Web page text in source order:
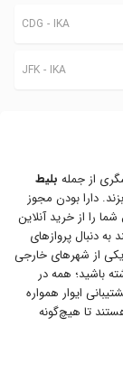
IKA
CDG
IKA
JFK
بلیط
دارا بودن مجوز
را از خرید آنلاین
دنبال پروازهای
از شهرهای خارجی
باشید؛ همه در
ایوار همواره
تا هیچ‌گونه